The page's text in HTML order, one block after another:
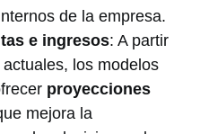
de la empresa.
e ingresos: A partir
los modelos
proyecciones
mejora la